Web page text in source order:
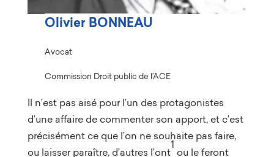
Olivier BONNEAU
Avocat
Commission Droit public de l’ACE
Il n’est pas aisé pour l’un des protagonistes
d’une affaire de commenter son apport, et c’est
précisément ce que l’on ne souhaite pas faire,
ou laisser paraître, d’autres l’ont
1
ou le feront